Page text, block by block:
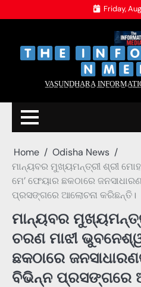
to
Friday,
V̲A̲S̲U̲N̲D̲H̲A̲R̲A̲
Home
Odisha News
ମାନ୍ୟବର ମୁଖ୍ୟମନ୍ତ୍ରୀ ଶ୍ରୀ
ମେ’ ଫେୟାର ଛକଠାରେ
ପ୍ରସଙ୍ଗରେ ଆଲୋଚନା କରିଛନ୍ତି।
ମାନ୍ୟବର
ଚରଣ ମାଝୀ
ଛକଠାରେ
ବିଭିନ୍ନ ପ୍ରସଙ୍ଗରେ